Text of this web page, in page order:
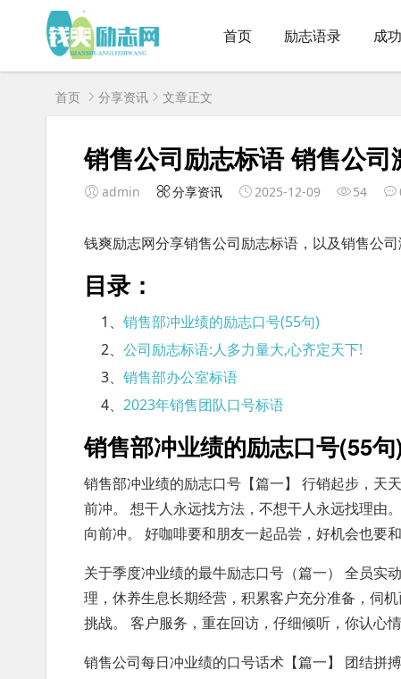
首页 励志语录 成
首页 分享资讯 文章正文
销售公司励志标语 销售公司
admin 分享资讯 2025-12-09 54
钱爽励志网分享销售公司励志标语，以及销售公司
目录：
1、销售部冲业绩的励志口号(55句)
2、公司励志标语:人多力量大,心齐定天下!
3、销售部办公室标语
4、2023年销售团队口号标语
销售部冲业绩的励志口号(55句
销售部冲业绩的励志口号【篇一】 行销起步，天
前冲。 想干人永远找方法，不想干人永远找理由
向前冲。 好咖啡要和朋友一起品尝，好机会也要和
关于季度冲业绩的最牛励志口号（篇一） 全员实
理，休养生息长期经营，积累客户充分准备，伺
挑战。 客户服务，重在回访，仔细倾听，你认心
销售公司每日冲业绩的口号话术【篇一】 团结拼